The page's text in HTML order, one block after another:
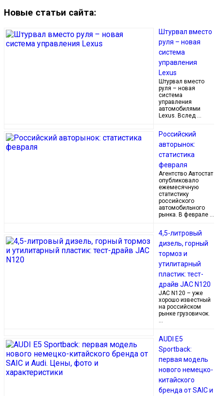
Новые статьи сайта:
Штурвал вместо
руля – новая
система
управления
Lexus
Штурвал вместо
руля – новая
система
управления
автомобилями
Lexus. Вслед …
Российский
авторынок:
статистика
февраля
Агентство Автостат
опубликовало
ежемесячную
статистику
российского
автомобильного
рынка. В феврале …
4,5-литровый
дизель, горный
тормоз и
утилитарный
пластик: тест-
драйв JAC N120
JAC N120 – уже
хорошо известный
на российском
рынке грузовичок.
…
AUDI E5
Sportback:
первая модель
нового немецко-
китайского
бренда от SAIC и